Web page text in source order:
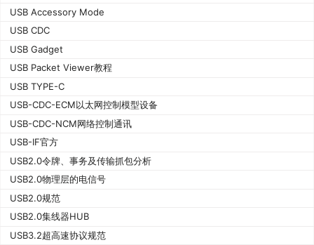
USB Accessory Mode
USB CDC
USB Gadget
USB Packet Viewer教程
USB TYPE-C
USB-CDC-ECM以太网控制模型设备
USB-CDC-NCM网络控制通讯
USB-IF官方
USB2.0令牌、事务及传输抓包分析
USB2.0物理层的电信号
USB2.0规范
USB2.0集线器HUB
USB3.2超高速协议规范